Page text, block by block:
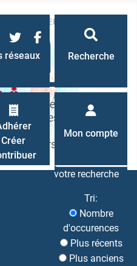
des
Judiciaires
à la
Majeurs
philosophie partagés
Recherche
Recherche
votre recherche
Tri:
Nombre
d'occurences
Plus récents
Plus anciens
réseaux
LinkedInTwitterFacebook
Mon compte
Créer